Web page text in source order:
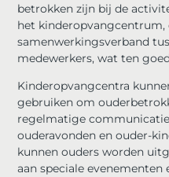
betrokken zijn bij de
het kinderopvangcentrum,
samenwerkingsverband
medewerkers, wat ten
Kinderopvangcentra
gebruiken om
regelmatige
ouderavonden en ouder-
kunnen ouders worden
aan speciale evenementen